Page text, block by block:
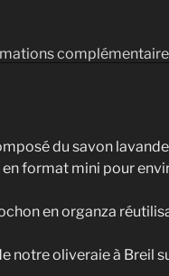
du savon
format mini pour
en organza
notre oliveraie à Breil